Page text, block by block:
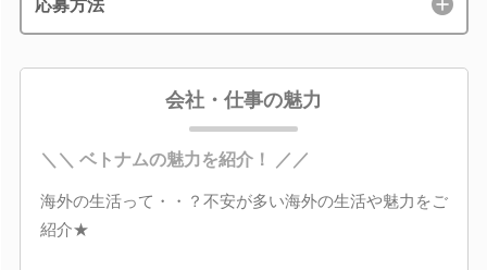
応募方法
会社・仕事の魅力
＼＼ ベトナムの魅力を紹介！ ／／
海外の生活って・・？不安が多い海外の生活や魅力をご
紹介★